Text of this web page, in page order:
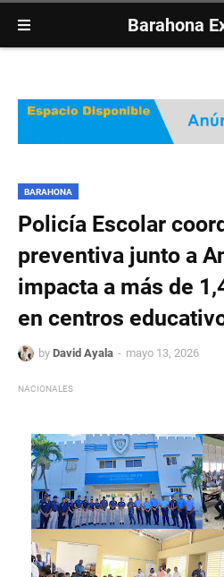
Barahona
BARAHONA
Policía Escolar
preventiva junto a
impacta a más de
en centros
by David Ayala mayo 13, 2026
NACIONALES